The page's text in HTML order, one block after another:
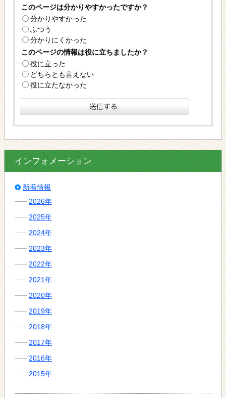
このページは分かりやすかったですか？
分かりやすかった
ふつう
分かりにくかった
このページの情報は役に立ちましたか？
役に立った
どちらとも言えない
役に立たなかった
インフォメーション
新着情報
2026年
2025年
2024年
2023年
2022年
2021年
2020年
2019年
2018年
2017年
2016年
2015年